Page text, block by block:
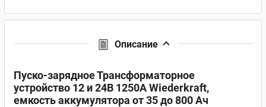
Описание
Пуско-зарядное Трансформаторное
устройство 12 и 24В 1250A Wiederkraft,
емкость аккумулятора от 35 до 800 Ач